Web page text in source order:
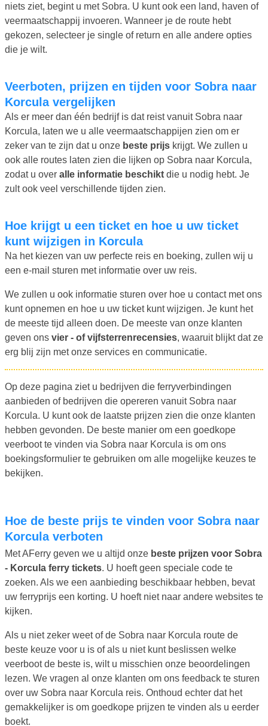
niets ziet, begint u met Sobra. U kunt ook een land, haven of
veermaatschappij invoeren. Wanneer je de route hebt
gekozen, selecteer je single of return en alle andere opties
die je wilt.
Veerboten, prijzen en tijden voor Sobra naar
Korcula vergelijken
Als er meer dan één bedrijf is dat reist vanuit Sobra naar
Korcula, laten we u alle veermaatschappijen zien om er
zeker van te zijn dat u onze beste prijs krijgt. We zullen u
ook alle routes laten zien die lijken op Sobra naar Korcula,
zodat u over alle informatie beschikt die u nodig hebt. Je
zult ook veel verschillende tijden zien.
Hoe krijgt u een ticket en hoe u uw ticket
kunt wijzigen in Korcula
Na het kiezen van uw perfecte reis en boeking, zullen wij u
een e-mail sturen met informatie over uw reis.
We zullen u ook informatie sturen over hoe u contact met ons
kunt opnemen en hoe u uw ticket kunt wijzigen. Je kunt het
de meeste tijd alleen doen. De meeste van onze klanten
geven ons vier - of vijfsterrenrecensies, waaruit blijkt dat ze
erg blij zijn met onze services en communicatie.
Op deze pagina ziet u bedrijven die ferryverbindingen
aanbieden of bedrijven die opereren vanuit Sobra naar
Korcula. U kunt ook de laatste prijzen zien die onze klanten
hebben gevonden. De beste manier om een goedkope
veerboot te vinden via Sobra naar Korcula is om ons
boekingsformulier te gebruiken om alle mogelijke keuzes te
bekijken.
Hoe de beste prijs te vinden voor Sobra naar
Korcula verboten
Met AFerry geven we u altijd onze beste prijzen voor Sobra
- Korcula ferry tickets. U hoeft geen speciale code te
zoeken. Als we een aanbieding beschikbaar hebben, bevat
uw ferryprijs een korting. U hoeft niet naar andere websites te
kijken.
Als u niet zeker weet of de Sobra naar Korcula route de
beste keuze voor u is of als u niet kunt beslissen welke
veerboot de beste is, wilt u misschien onze beoordelingen
lezen. We vragen al onze klanten om ons feedback te sturen
over uw Sobra naar Korcula reis. Onthoud echter dat het
gemakkelijker is om goedkope prijzen te vinden als u eerder
boekt.